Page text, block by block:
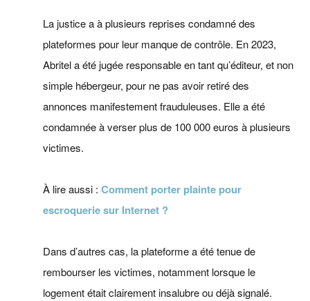
La justice a à plusieurs reprises condamné des
plateformes pour leur manque de contrôle. En 2023,
Abritel a été jugée responsable en tant qu’éditeur, et non
simple hébergeur, pour ne pas avoir retiré des
annonces manifestement frauduleuses. Elle a été
condamnée à verser plus de 100 000 euros à plusieurs
victimes.
À lire aussi :Comment porter plainte pour
escroquerie sur Internet ?
Dans d’autres cas, la plateforme a été tenue de
rembourser les victimes, notamment lorsque le
logement était clairement insalubre ou déjà signalé.